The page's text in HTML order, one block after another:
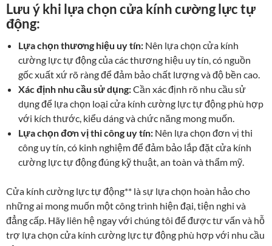
Lưu ý khi lựa chọn cửa kính cường lực tự
động:
Lựa chọn thương hiệu uy tín: Nên lựa chọn cửa kính
cường lực tự động của các thương hiệu uy tín, có nguồn
gốc xuất xứ rõ ràng để đảm bảo chất lượng và độ bền cao.
Xác định nhu cầu sử dụng:Cần xác định rõ nhu cầu sử
dụng để lựa chọn loại cửa kính cường lực tự động phù hợp
với kích thước, kiểu dáng và chức năng mong muốn.
Lựa chọn đơn vị thi công uy tín: Nên lựa chọn đơn vị thi
công uy tín, có kinh nghiệm để đảm bảo lắp đặt cửa kính
cường lực tự động đúng kỹ thuật, an toàn và thẩm mỹ.
Cửa kính cường lực tự động** là sự lựa chọn hoàn hảo cho
những ai mong muốn một công trình hiện đại, tiện nghi và
đẳng cấp. Hãy liên hệ ngay với chúng tôi để được tư vấn và hỗ
trợ lựa chọn cửa kính cường lực tự động phù hợp với nhu cầu